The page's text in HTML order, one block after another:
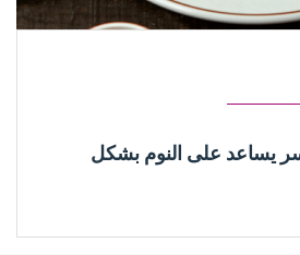
سر يساعد على النوم بشكل